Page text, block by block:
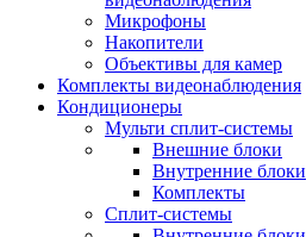
Микрофоны
Накопители
Объективы для камер
Комплекты видеонаблюдения
Кондиционеры
Мульти сплит-системы
Внешние блоки
Внутренние блоки
Комплекты
Сплит-системы